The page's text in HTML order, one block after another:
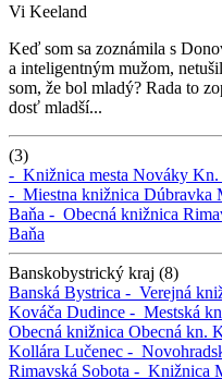
Vi Keeland
Keď som sa zoznámila s
a inteligentným mužom,
som, že bol mladý? Rada to
dosť mladší...
(3)
- Knižnica mesta Nováky Kn.
- Miestna knižnica Dúbravka
Baňa - Obecná knižnica
Baňa
Banskobystrický kraj (8)
Banská Bystrica - Verejná
Kováča Dudince - Mestská
Obecná knižnica Obecná kn.
Kollára Lučenec -
Rimavská Sobota - Knižnica